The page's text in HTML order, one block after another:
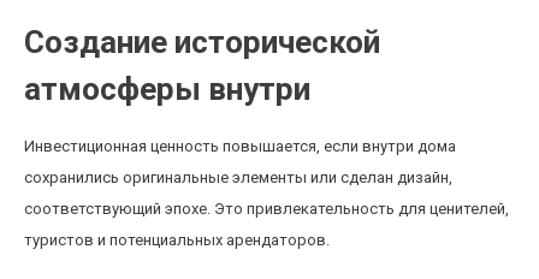
Создание исторической
атмосферы внутри
Инвестиционная ценность повышается, если внутри дома
сохранились оригинальные элементы или сделан дизайн,
соответствующий эпохе. Это привлекательность для ценителей,
туристов и потенциальных арендаторов.